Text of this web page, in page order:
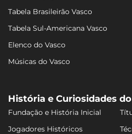
Tabela Brasileirão Vasco
Tabela Sul-Americana Vasco
Elenco do Vasco
Músicas do Vasco
História e Curiosidades
Fundação e História Inicial
Jogadores Históricos